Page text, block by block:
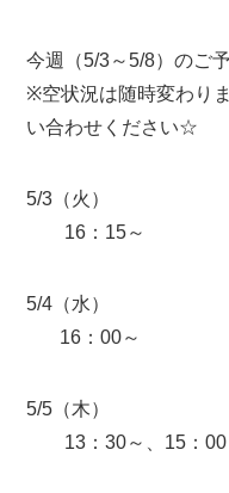
今週（5/3～5/8）のご
※空状況は随時変わり
い合わせください☆
5/3（火）
16：15～
5/4（水）
16：00～
5/5（木）
13：30～、15：00